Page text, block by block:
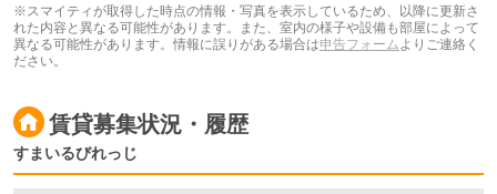
※スマイティが取得した時点の情報・写真を表示しているため、以降に更新さ
れた内容と異なる可能性があります。また、室内の様子や設備も部屋によって
異なる可能性があります。情報に誤りがある場合は申告フォームよりご連絡く
ださい。
賃貸募集状況・履歴
すまいるびれっじ